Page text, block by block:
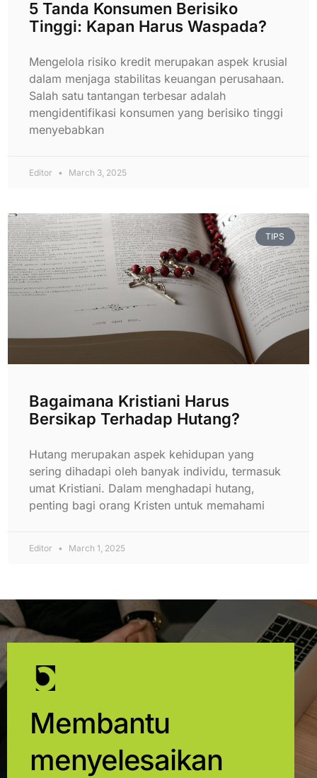
5 Tanda Konsumen Berisiko
Tinggi: Kapan Harus Waspada?
Mengelola risiko kredit merupakan aspek krusial
dalam menjaga stabilitas keuangan perusahaan.
Salah satu tantangan terbesar adalah
mengidentifikasi konsumen yang berisiko tinggi
menyebabkan
Editor March 3, 2025
TIPS
Bagaimana Kristiani Harus
Bersikap Terhadap Hutang?
Hutang merupakan aspek kehidupan yang
sering dihadapi oleh banyak individu, termasuk
umat Kristiani. Dalam menghadapi hutang,
penting bagi orang Kristen untuk memahami
Editor March 1, 2025
Membantu
menyelesaikan